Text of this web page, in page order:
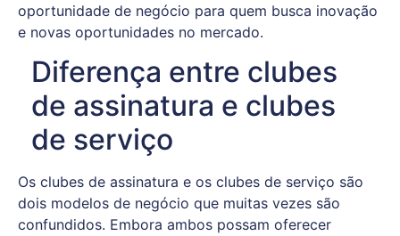
oportunidade de negócio para quem busca inovação
e novas oportunidades no mercado.
Diferença entre clubes
de assinatura e clubes
de serviço
Os clubes de assinatura e os clubes de serviço são
dois modelos de negócio que muitas vezes são
confundidos. Embora ambos possam oferecer